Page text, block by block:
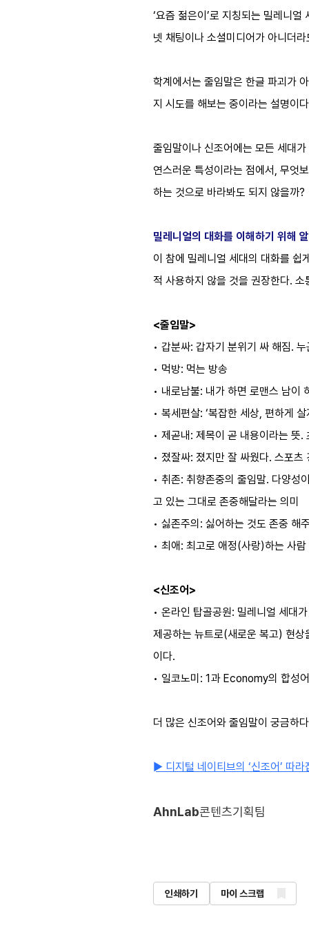
‘요즘 젊은이’로 지칭되는 밀레니
넷 채팅이나 소셜미디어가 아니더
학계에서는 줄임말은 한글 파괴가
지 시도를 해보는 중이라는 설명이
줄임말이나 신조어에는 모든 세대
연스러운 특성이라는 점에서, 무엇
하는 것으로 바라봐도 되지 않을까?
밀레니얼의 대화를 이해하기 위해
이 참에 밀레니얼 세대의 대화를 쉽
적 사용하지 않을 것을 권장한다. 소
<줄임말>
• 갑분싸: 갑자기 분위기 싸 해짐.
• 먹방: 먹는 방송
• 내로남불: 내가 하면 로맨스 남이
• 복세편살: ‘복잡한 세상, 편하게 살
• 제곧내: 제목이 곧 내용이라는 뜻
• 졌잘싸: 졌지만 잘 싸웠다. 스포
• 취존: 취향존중의 줄임말. 다양성
고 있는 그대로 존중해달라는 의미
• 싫존주의: 싫어하는 것도 존중 해
• 최애: 최고로 애정(사랑)하는 사
<신조어>
• 온라인 탑골공원: 밀레니얼 세대
제공하는 뉴트로(새로운 복고) 현
이다.
• 일코노미: 1과 Economy의 합성
더 많은 신조어와 줄임말이 궁금하
► 디지털 네이티브의 ‘신조어’ 따라
AhnLab콘텐츠기획팀
인쇄하기 마이 스크랩